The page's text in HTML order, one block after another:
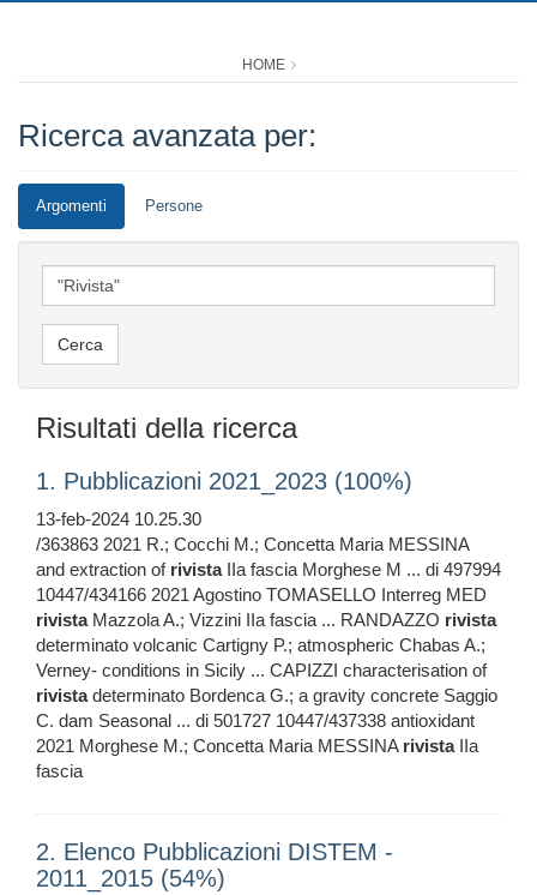
HOME
Ricerca avanzata per:
Argomenti Persone
Risultati della ricerca
1. Pubblicazioni 2021_2023 (100%)
13-feb-2024 10.25.30
/363863 2021 R.; Cocchi M.; Concetta Maria MESSINA
and extraction of rivistaIIa fascia Morghese M ... di 497994
10447/434166 2021 Agostino TOMASELLO Interreg MED
rivistaMazzola A.; Vizzini IIa fascia ... RANDAZZO rivista
determinato volcanic Cartigny P.; atmospheric Chabas A.;
Verney- conditions in Sicily ... CAPIZZI characterisation of
rivistadeterminato Bordenca G.; a gravity concrete Saggio
C. dam Seasonal ... di 501727 10447/437338 antioxidant
2021 Morghese M.; Concetta Maria MESSINA rivistaIIa
fascia
2. Elenco Pubblicazioni DISTEM -
2011_2015 (54%)